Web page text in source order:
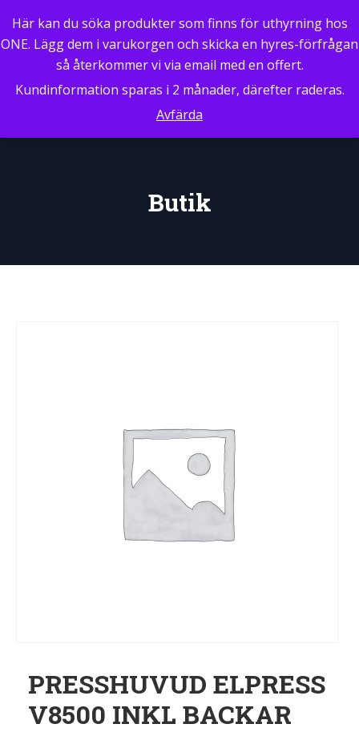
Här kan du söka produkter som finns för uthyrning hos
ONE. Lägg dem i varukorgen och skicka en hyres-förfrågan
så återkommer vi via email med en offert.
Kundinformation sparas i 2 månader, därefter raderas.
Avfärda
Butik
PRESSHUVUD ELPRESS
V8500 INKL BACKAR